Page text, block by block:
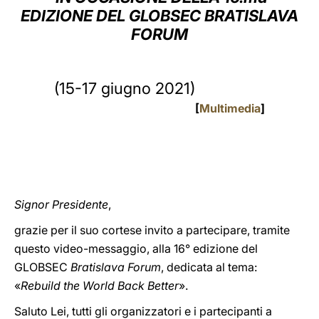
LATINE
EDIZIONE DEL GLOBSEC BRATISLAVA
FORUM
(15-17 giugno 2021)
[Multimedia]
Signor Presidente,
grazie per il suo cortese invito a partecipare, tramite
questo video-messaggio, alla 16° edizione del
GLOBSEC Bratislava Forum, dedicata al tema:
«Rebuild the World Back Better».
Saluto Lei, tutti gli organizzatori e i partecipanti a